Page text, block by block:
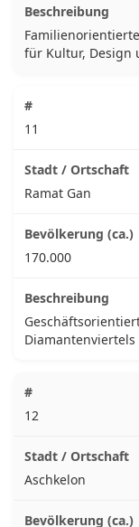
für Kultur, Design
11
Ramat Gan
170.000
12
Aschkelon